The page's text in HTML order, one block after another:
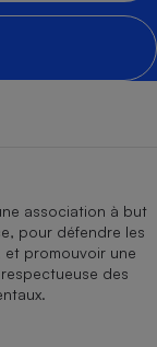
association à but
pour défendre les
promouvoir une
des